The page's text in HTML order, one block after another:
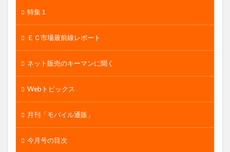
特集１
ＥＣ市場最前線レポート
ネット販売のキーマンに聞く
Webトピックス
月刊「モバイル通販」
今月号の目次